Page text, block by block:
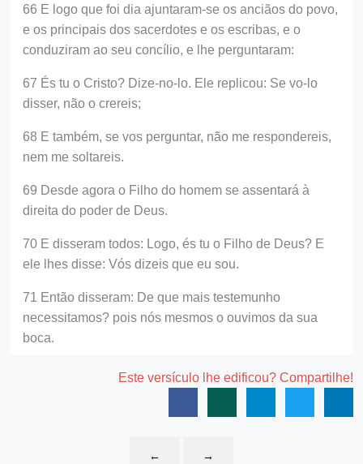
66 E logo que foi dia ajuntaram-se os anciãos do povo,
e os principais dos sacerdotes e os escribas, e o
conduziram ao seu concílio, e lhe perguntaram:
67 És tu o Cristo? Dize-no-lo. Ele replicou: Se vo-lo
disser, não o crereis;
68 E também, se vos perguntar, não me respondereis,
nem me soltareis.
69 Desde agora o Filho do homem se assentará à
direita do poder de Deus.
70 E disseram todos: Logo, és tu o Filho de Deus? E
ele lhes disse: Vós dizeis que eu sou.
71 Então disseram: De que mais testemunho
necessitamos? pois nós mesmos o ouvimos da sua
boca.
Este versículo lhe edificou? Compartilhe!
← →